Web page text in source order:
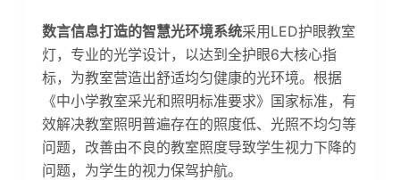
数言信息打造的智慧光环境系统采用LED护眼教室
灯，专业的光学设计，以达到全护眼6大核心指
标，为教室营造出舒适均匀健康的光环境。根据
《中小学教室采光和照明标准要求》国家标准，有
效解决教室照明普遍存在的照度低、光照不均匀等
问题，改善由不良的教室照度导致学生视力下降的
问题，为学生的视力保驾护航。